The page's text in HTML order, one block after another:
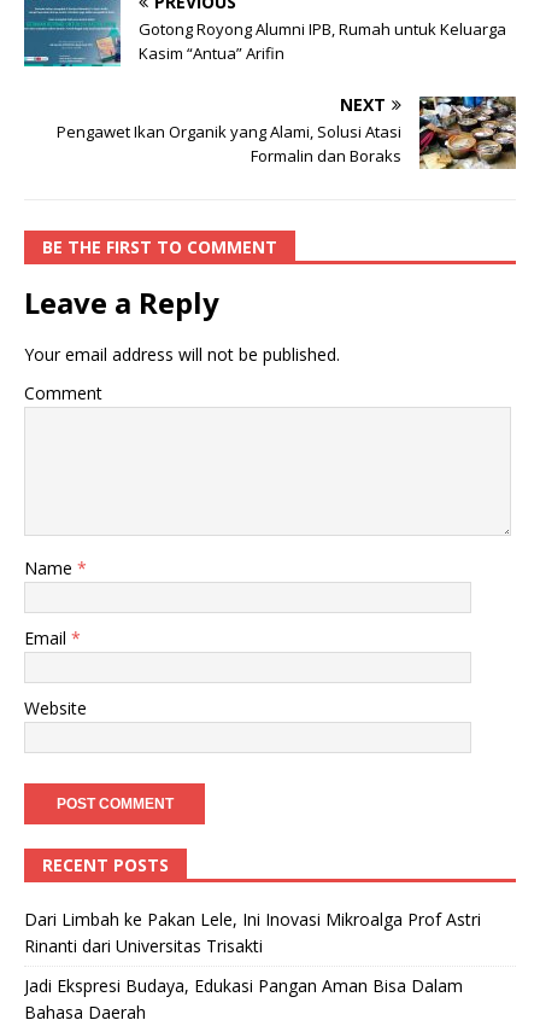
Gotong Royong Alumni IPB, Rumah untuk Keluarga
Kasim “Antua” Arifin
NEXT
Pengawet Ikan Organik yang Alami, Solusi Atasi
Formalin dan Boraks
BE THE FIRST TO COMMENT
Leave a Reply
Your email address will not be published.
Comment
Name *
Email *
Website
RECENT POSTS
Dari Limbah ke Pakan Lele, Ini Inovasi Mikroalga Prof Astri
Rinanti dari Universitas Trisakti
Jadi Ekspresi Budaya, Edukasi Pangan Aman Bisa Dalam
Bahasa Daerah